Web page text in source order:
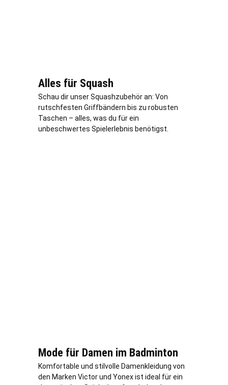
Alles für Squash
Schau dir unser Squashzubehör an: Von
rutschfesten Griffbändern bis zu robusten
Taschen – alles, was du für ein
unbeschwertes Spielerlebnis benötigst.
Mode für Damen im Badminton
Komfortable und stilvolle Damenkleidung von
den Marken Victor und Yonex ist ideal für ein